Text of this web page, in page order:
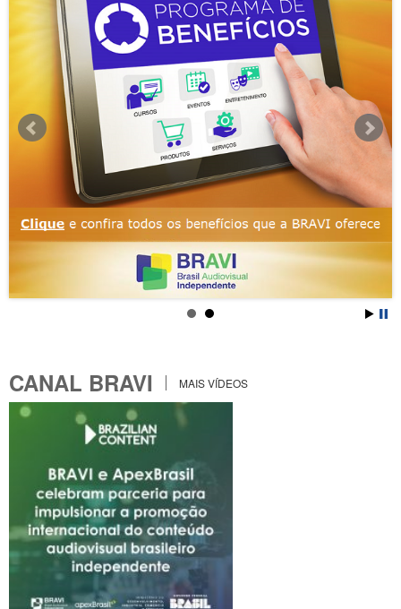
CANAL BRAVI MAIS VÍDEOS